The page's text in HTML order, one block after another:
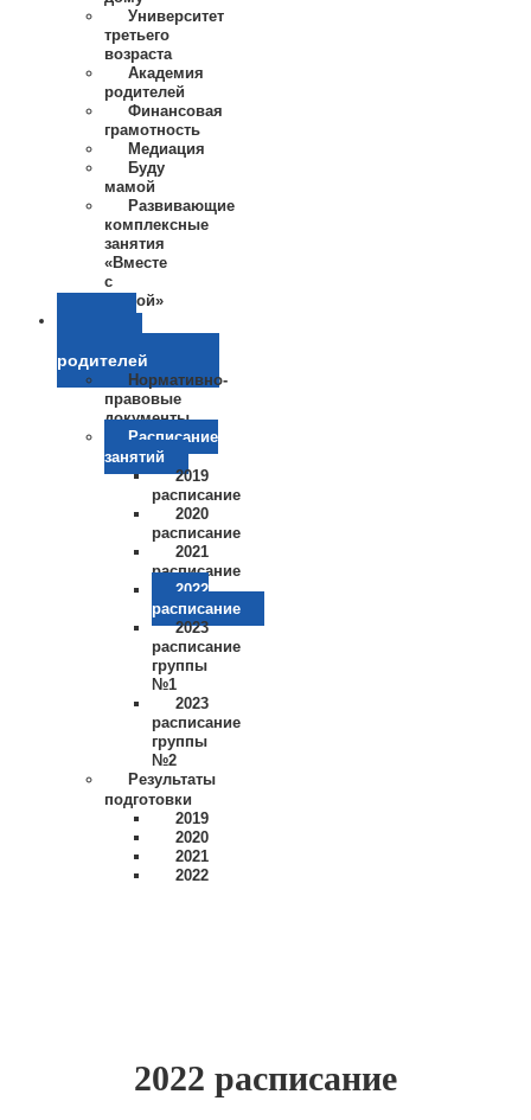
Университет
третьего
возраста
Академия
родителей
Финансовая
грамотность
Медиация
Буду
мамой
Развивающие
комплексные
занятия
«Вместе
с
мамой»
родителей
Нормативно-
правовые
документы
Расписание
занятий
2019
расписание
2020
расписание
2021
расписание
2022
расписание
2023
расписание
группы
№1
2023
расписание
группы
№2
Результаты
подготовки
2019
2020
2021
2022
2022 расписание